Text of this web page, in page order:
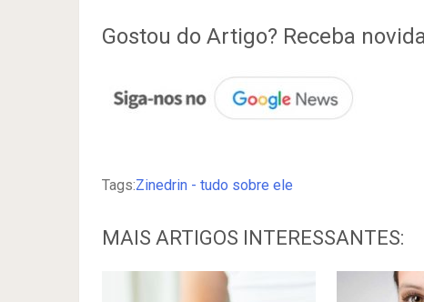
Gostou do Artigo? Receba
Tags:Zinedrin - tudo sobre ele
MAIS ARTIGOS INTERESSANTES: